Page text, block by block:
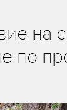
на
по